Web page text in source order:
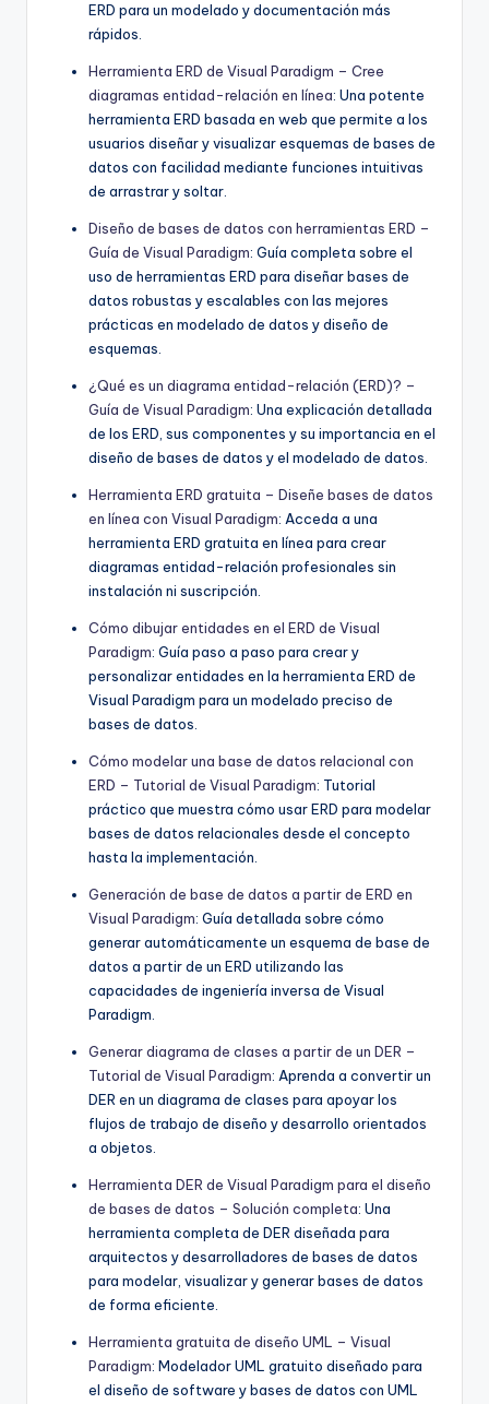
ERD para un modelado y documentación más
rápidos.
Herramienta ERD de Visual Paradigm – Cree
diagramas entidad-relación en línea: Una potente
herramienta ERD basada en web que permite a los
usuarios diseñar y visualizar esquemas de bases de
datos con facilidad mediante funciones intuitivas
de arrastrar y soltar.
Diseño de bases de datos con herramientas ERD –
Guía de Visual Paradigm: Guía completa sobre el
uso de herramientas ERD para diseñar bases de
datos robustas y escalables con las mejores
prácticas en modelado de datos y diseño de
esquemas.
¿Qué es un diagrama entidad-relación (ERD)? –
Guía de Visual Paradigm: Una explicación detallada
de los ERD, sus componentes y su importancia en el
diseño de bases de datos y el modelado de datos.
Herramienta ERD gratuita – Diseñe bases de datos
en línea con Visual Paradigm: Acceda a una
herramienta ERD gratuita en línea para crear
diagramas entidad-relación profesionales sin
instalación ni suscripción.
Cómo dibujar entidades en el ERD de Visual
Paradigm: Guía paso a paso para crear y
personalizar entidades en la herramienta ERD de
Visual Paradigm para un modelado preciso de
bases de datos.
Cómo modelar una base de datos relacional con
ERD – Tutorial de Visual Paradigm: Tutorial
práctico que muestra cómo usar ERD para modelar
bases de datos relacionales desde el concepto
hasta la implementación.
Generación de base de datos a partir de ERD en
Visual Paradigm: Guía detallada sobre cómo
generar automáticamente un esquema de base de
datos a partir de un ERD utilizando las
capacidades de ingeniería inversa de Visual
Paradigm.
Generar diagrama de clases a partir de un DER –
Tutorial de Visual Paradigm: Aprenda a convertir un
DER en un diagrama de clases para apoyar los
flujos de trabajo de diseño y desarrollo orientados
a objetos.
Herramienta DER de Visual Paradigm para el diseño
de bases de datos – Solución completa: Una
herramienta completa de DER diseñada para
arquitectos y desarrolladores de bases de datos
para modelar, visualizar y generar bases de datos
de forma eficiente.
Herramienta gratuita de diseño UML – Visual
Paradigm: Modelador UML gratuito diseñado para
el diseño de software y bases de datos con UML